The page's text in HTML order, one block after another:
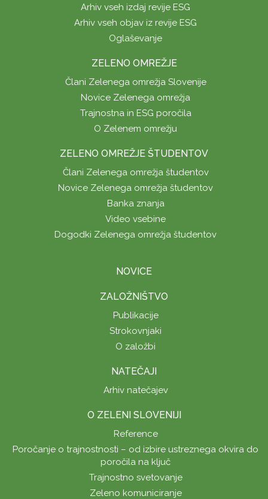
Arhiv vseh izdaj revije ESG
Arhiv vseh objav iz revije ESG
Oglaševanje
ZELENO OMREŽJE
Člani Zelenega omrežja Slovenije
Novice Zelenega omrežja
Trajnostna in ESG poročila
O Zelenem omrežju
ZELENO OMREŽJE ŠTUDENTOV
Člani Zelenega omrežja študentov
Novice Zelenega omrežja študentov
Banka znanja
Video vsebine
Dogodki Zelenega omrežja študentov
NOVICE
ZALOŽNIŠTVO
Publikacije
Strokovnjaki
O založbi
NATEČAJI
Arhiv natečajev
O ZELENI SLOVENIJI
Reference
Poročanje o trajnostnosti – od izbire ustreznega okvira do
poročila na ključ
Trajnostno svetovanje
Zeleno komuniciranje